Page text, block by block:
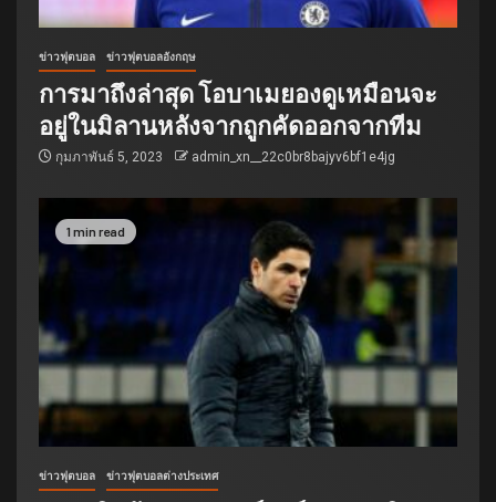
ข่าวฟุตบอล ข่าวฟุตบอลอังกฤษ
การมาถึงล่าสุด โอบาเมยองดูเหมือนจะ
อยู่ในมิลานหลังจากถูกคัดออกจากทีม
กุมภาพันธ์ 5, 2023 admin_xn__22c0br8bajyv6bf1e4jg
1 min read
ข่าวฟุตบอล ข่าวฟุตบอลต่างประเทศ